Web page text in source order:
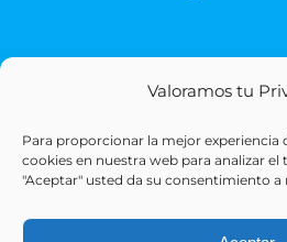
Valoramos tu
Para proporcionar la mejor experiencia
cookies en nuestra web para analizar el
"Aceptar" usted da su consentimiento a
© Copyright 1993 -2026 |
Sanitaria | All